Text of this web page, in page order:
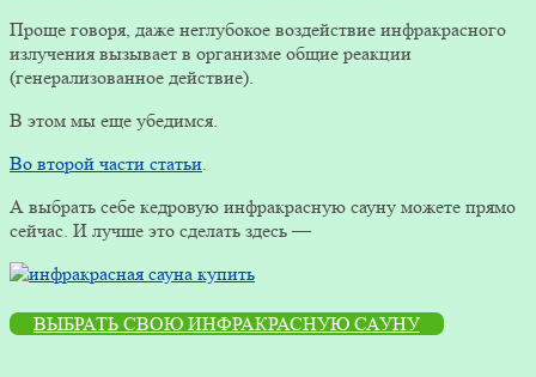
Проще говоря, даже неглубокое воздействие инфракрасного
излучения вызывает в организме общие реакции
(генерализованное действие).
В этом мы еще убедимся.
Во второй части статьи.
А выбрать себе кедровую инфракрасную сауну можете прямо
сейчас. И лучше это сделать здесь —
ВЫБРАТЬ СВОЮ ИНФРАКРАСНУЮ САУНУ